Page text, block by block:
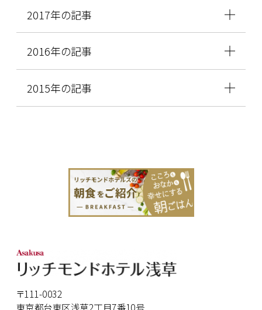
2017年の記事
2016年の記事
2015年の記事
〒111-0032
東京都台東区浅草2丁目7番10号